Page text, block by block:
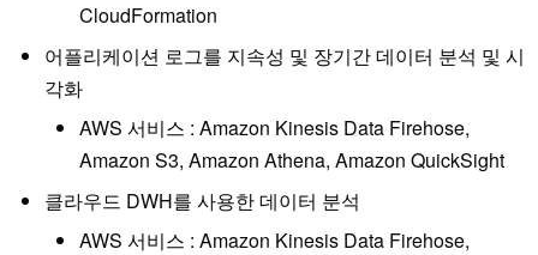
CloudFormation
어플리케이션 로그를 지속성 및 장기간 데이터 분석 및 시
각화
AWS 서비스 : Amazon Kinesis Data Firehose,
Amazon S3, Amazon Athena, Amazon QuickSight
클라우드 DWH를 사용한 데이터 분석
AWS 서비스 : Amazon Kinesis Data Firehose,